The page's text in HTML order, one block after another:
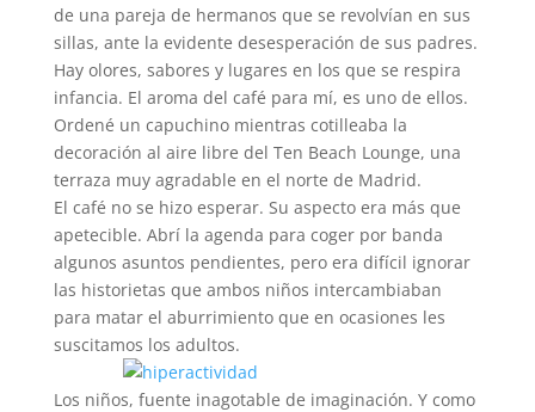
de una pareja de hermanos que se revolvían en sus
sillas, ante la evidente desesperación de sus padres.
Hay olores, sabores y lugares en los que se respira
infancia. El aroma del café para mí, es uno de ellos.
Ordené un capuchino mientras cotilleaba la
decoración al aire libre del Ten Beach Lounge, una
terraza muy agradable en el norte de Madrid.
El café no se hizo esperar. Su aspecto era más que
apetecible. Abrí la agenda para coger por banda
algunos asuntos pendientes, pero era difícil ignorar
las historietas que ambos niños intercambiaban
para matar el aburrimiento que en ocasiones les
suscitamos los adultos.
Los niños, fuente inagotable de imaginación. Y como